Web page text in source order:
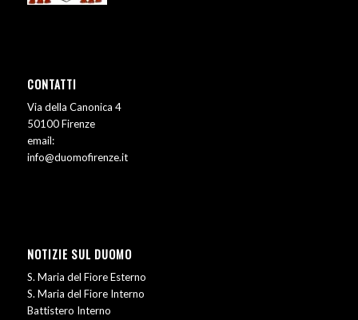
CONTATTI
Via della Canonica 4
50100 Firenze
email:
info@duomofirenze.it
NOTIZIE SUL DUOMO
S. Maria del Fiore Esterno
S. Maria del Fiore Interno
Battistero Interno